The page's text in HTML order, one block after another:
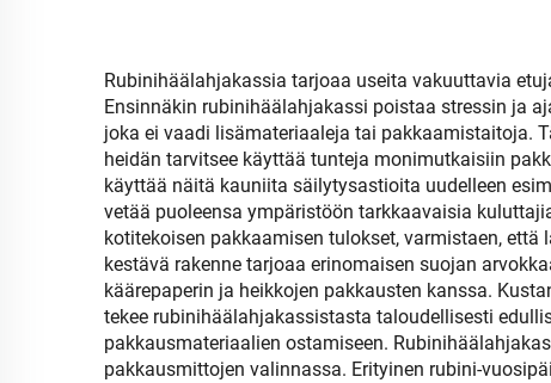
Rubinihäälahjakassia tarjoaa useita vakuuttavia
Ensinnäkin rubinihäälahjakassi poistaa stressin ja
joka ei vaadi lisämateriaaleja tai pakkaamistaitoja.
heidän tarvitsee käyttää tunteja monimutkaisiin
käyttää näitä kauniita säilytysastioita uudelleen
vetää puoleensa ympäristöön tarkkaavaisia
kotitekoisen pakkaamisen tulokset, varmistaen,
kestävä rakenne tarjoaa erinomaisen suojan
käärepaperin ja heikkojen pakkausten kanssa.
tekee rubinihäälahjakassistasta taloudellisesti
pakkausmateriaalien ostamiseen.
pakkausmittojen valinnassa. Erityinen rubini-